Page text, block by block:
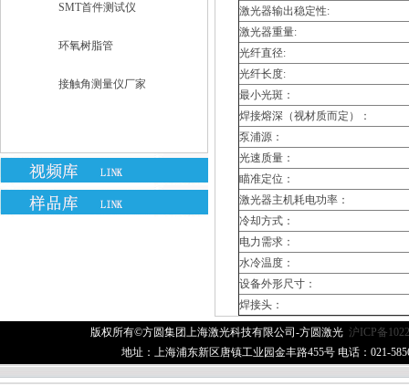
SMT首件测试仪
环氧树脂管
接触角测量仪厂家
激光器输出稳定性:
激光器重量:
光纤直径:
光纤长度:
最小光斑：
焊接熔深（视材质而定）：
泵浦源：
光速质量：
瞄准定位：
激光器主机耗电功率：
冷却方式：
电力需求：
水冷温度：
设备外形尺寸：
焊接头：
版权所有©方圆集团上海激光科技有限公司-方圆激光 沪ICP备
地址：上海浦东新区唐镇工业园金丰路455号 电话：021-